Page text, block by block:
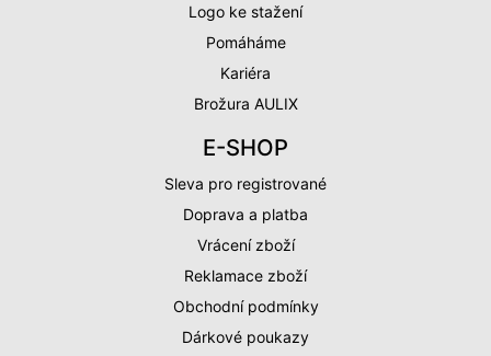
Logo ke stažení
Pomáháme
Kariéra
Brožura AULIX
E-SHOP
Sleva pro registrované
Doprava a platba
Vrácení zboží
Reklamace zboží
Obchodní podmínky
Dárkové poukazy